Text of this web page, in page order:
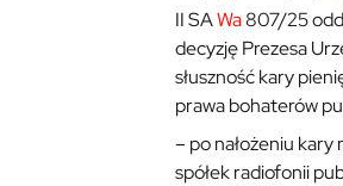
II SAWa807/25
decyzję Prezesa
słuszność kary
prawa bohaterów
– po nałożeniu
spółek radiofonii